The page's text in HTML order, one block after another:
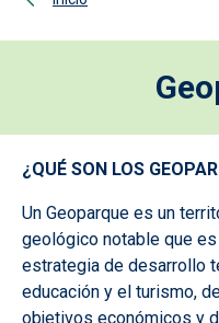
¿QUÉ SON LOS
Un Geoparque es un
geológico notable que
estrategia de desarrollo
educación y el turismo,
objetivos económicos y